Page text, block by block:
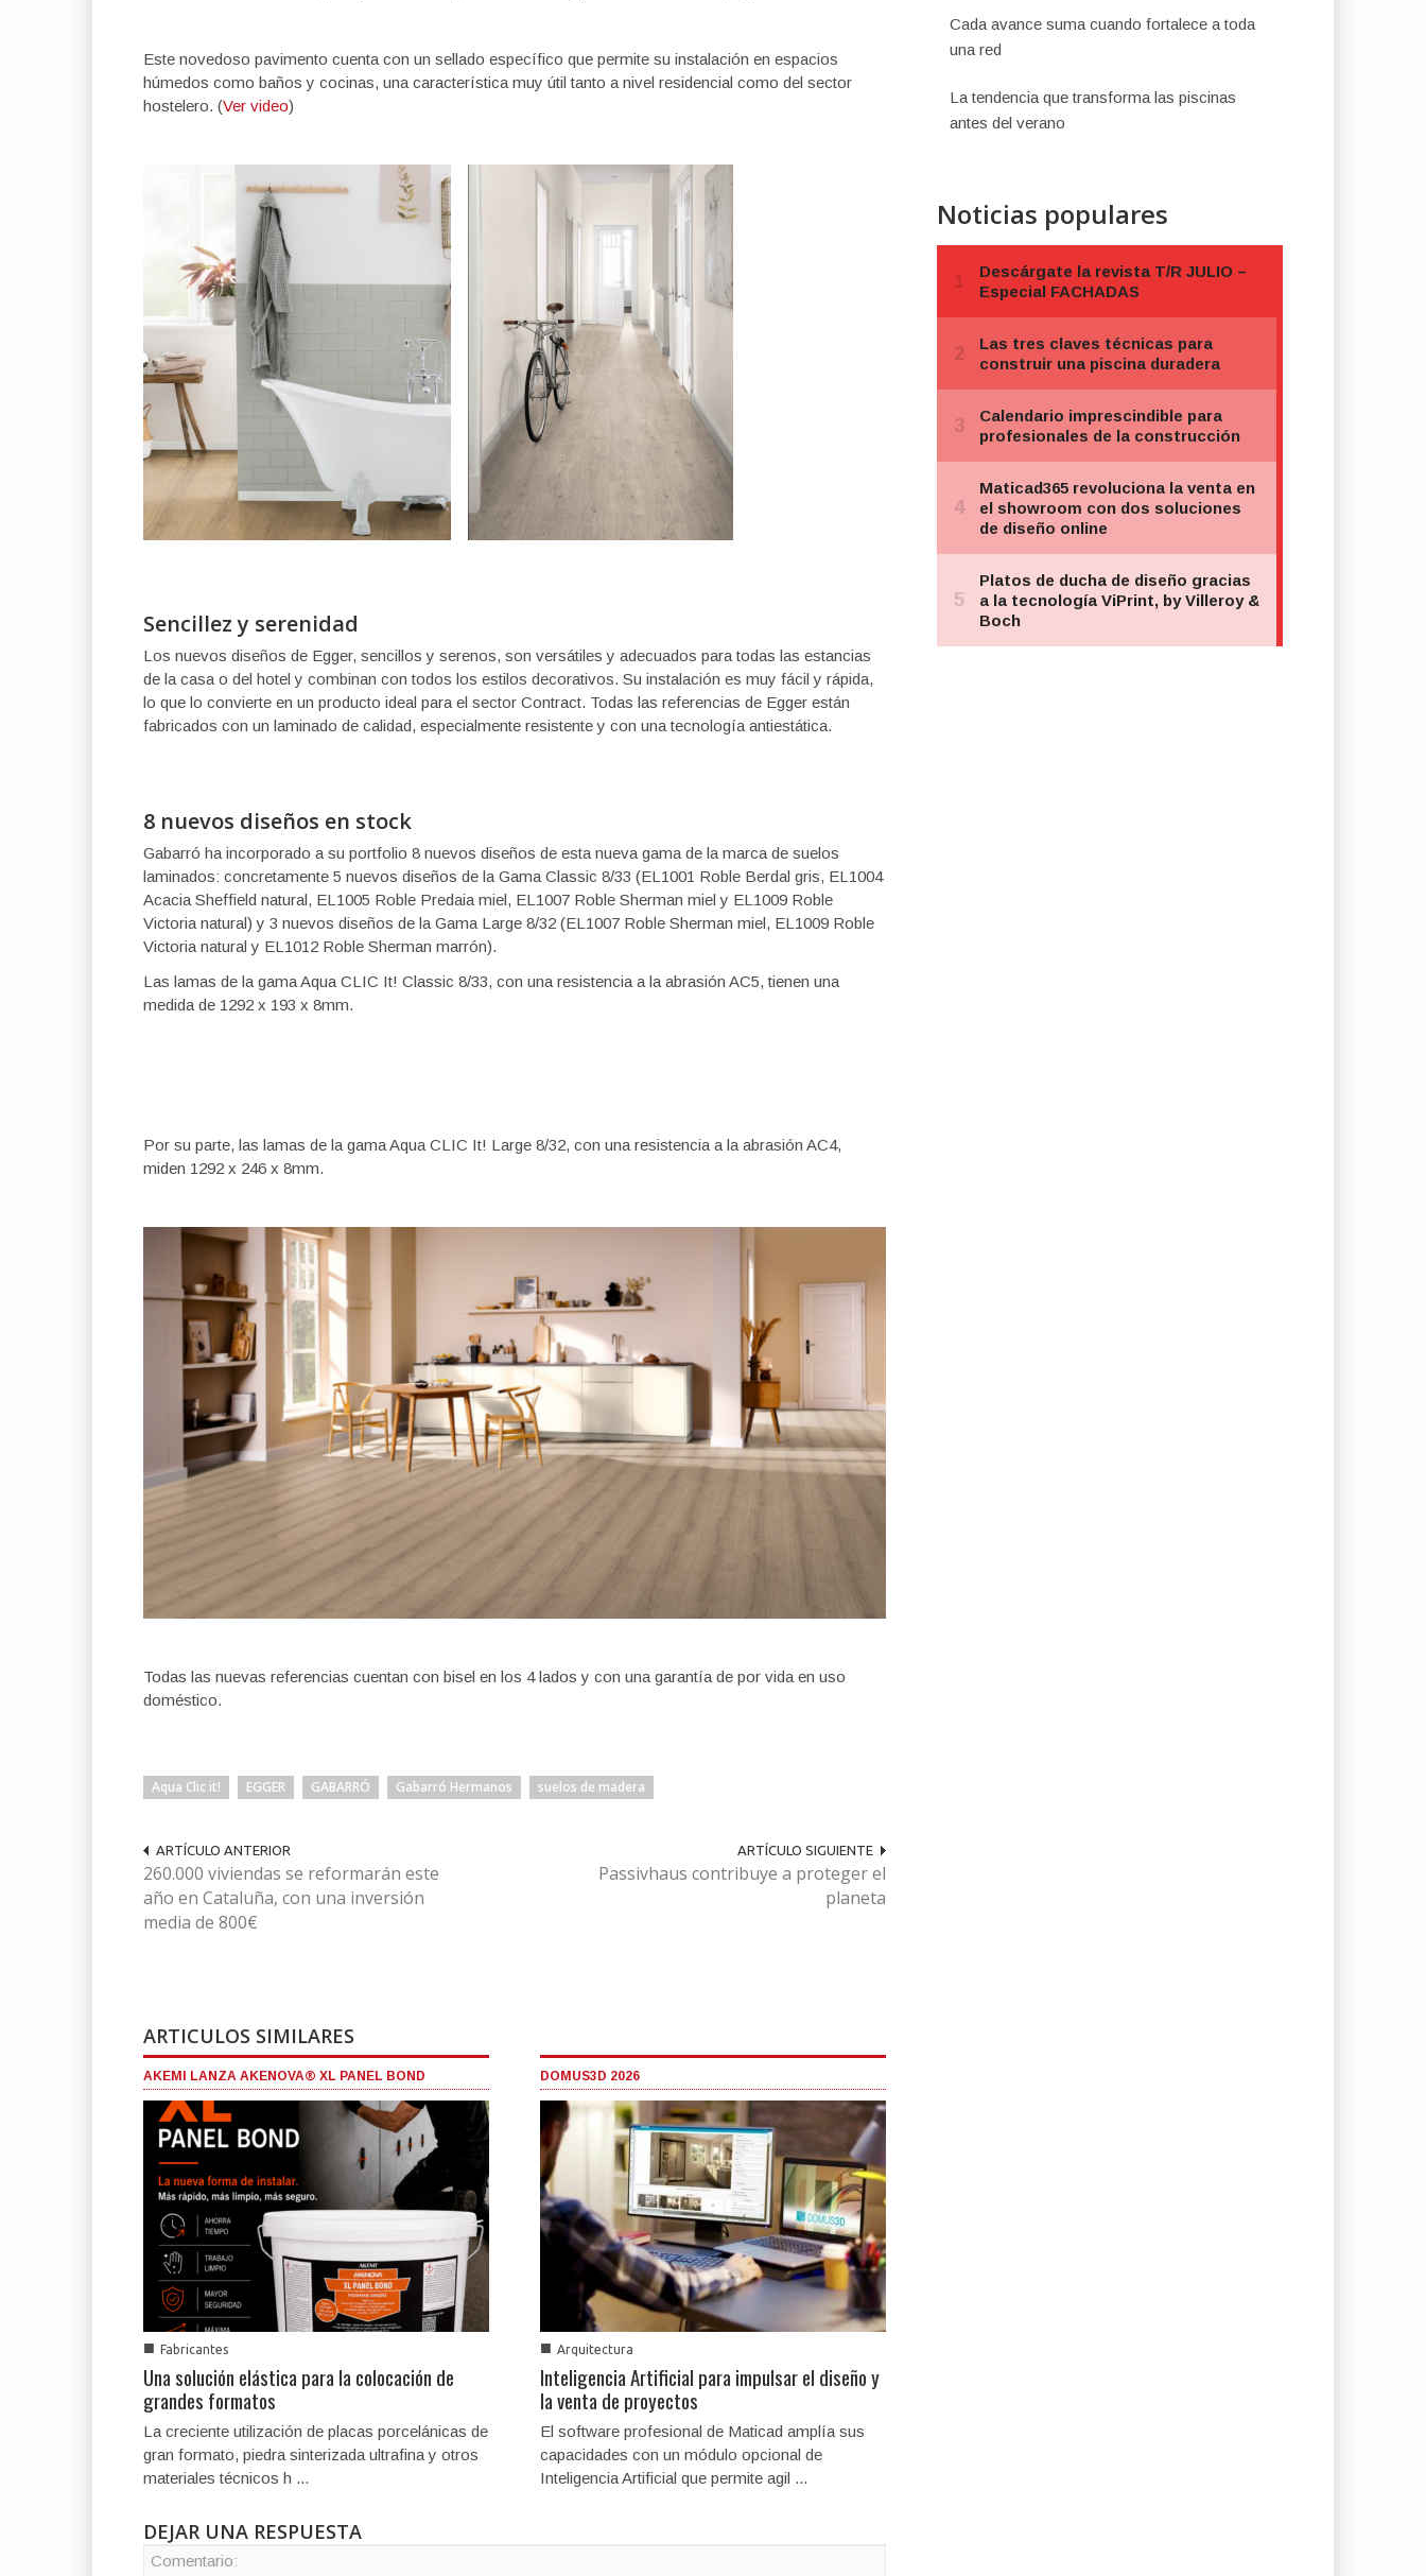
Este novedoso pavimento cuenta con un sellado específico que permite su instalación en espacios
húmedos como baños y cocinas, una característica muy útil tanto a nivel residencial como del sector
hostelero. (Ver video)
Sencillez y serenidad
Los nuevos diseños de Egger, sencillos y serenos, son versátiles y adecuados para todas las estancias
de la casa o del hotel y combinan con todos los estilos decorativos. Su instalación es muy fácil y rápida,
lo que lo convierte en un producto ideal para el sector Contract. Todas las referencias de Egger están
fabricados con un laminado de calidad, especialmente resistente y con una tecnología antiestática.
8 nuevos diseños en stock
Gabarró ha incorporado a su portfolio 8 nuevos diseños de esta nueva gama de la marca de suelos
laminados: concretamente 5 nuevos diseños de la Gama Classic 8/33 (EL1001 Roble Berdal gris, EL1004
Acacia Sheffield natural, EL1005 Roble Predaia miel, EL1007 Roble Sherman miel y EL1009 Roble
Victoria natural) y 3 nuevos diseños de la Gama Large 8/32 (EL1007 Roble Sherman miel, EL1009 Roble
Victoria natural y EL1012 Roble Sherman marrón).
Las lamas de la gama Aqua CLIC It! Classic 8/33, con una resistencia a la abrasión AC5, tienen una
medida de 1292 x 193 x 8mm.
Por su parte, las lamas de la gama Aqua CLIC It! Large 8/32, con una resistencia a la abrasión AC4,
miden 1292 x 246 x 8mm.
Todas las nuevas referencias cuentan con bisel en los 4 lados y con una garantía de por vida en uso
doméstico.
Aqua Clic it! EGGER GABARRÓ Gabarró Hermanos suelos de madera
ARTÍCULO ANTERIOR
260.000 viviendas se reformarán este
año en Cataluña, con una inversión
media de 800€
ARTÍCULO SIGUIENTE
Passivhaus contribuye a proteger el
planeta
ARTICULOS SIMILARES
AKEMI LANZA AKENOVA® XL PANEL BOND
■ Fabricantes
Una solución elástica para la colocación de
grandes formatos
La creciente utilización de placas porcelánicas de
gran formato, piedra sinterizada ultrafina y otros
materiales técnicos h ...
DOMUS3D 2026
■ Arquitectura
Inteligencia Artificial para impulsar el diseño y
la venta de proyectos
El software profesional de Maticad amplía sus
capacidades con un módulo opcional de
Inteligencia Artificial que permite agil ...
DEJAR UNA RESPUESTA
Cada avance suma cuando fortalece a toda
una red
La tendencia que transforma las piscinas
antes del verano
Noticias populares